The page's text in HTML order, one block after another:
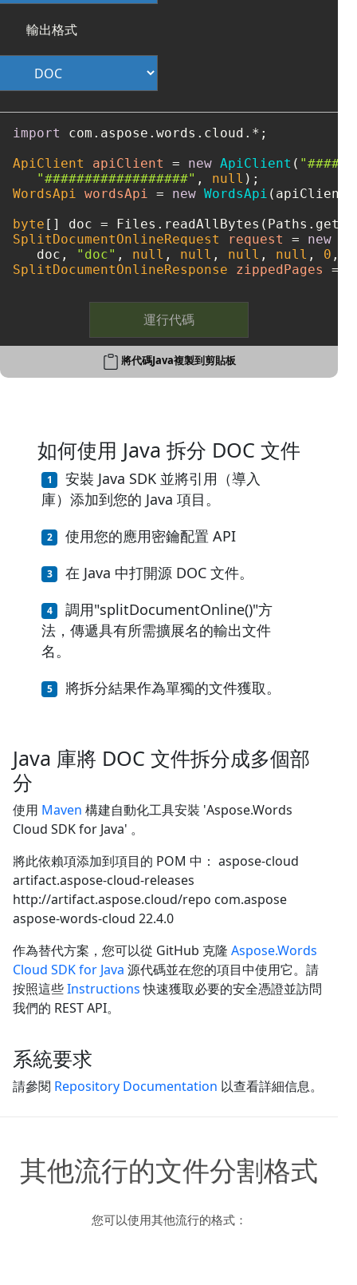
輸出格式
import
com.aspose.words.cloud.*;
ApiClient
apiClient = new ApiClient ( "####-
"##################" , null
WordsApi wordsApi = new WordsApi
byte [] doc = Files.readAllBytes(Paths.get(
SplitDocumentOnlineRequest
request = new
   doc,
"doc" , null , null , null , null , 0 ,
SplitDocumentOnlineResponse
zippedPages =
運行代碼
將代碼Java複製到剪貼板
如何使用 Java 拆分 DOC 文件
安裝 Java SDK 並將引用（導入
庫）添加到您的 Java 項目。
使用您的應用密鑰配置 API
在 Java 中打開源 DOC 文件。
調用"splitDocumentOnline()"方
法，傳遞具有所需擴展名的輸出文件
名。
將拆分結果作為單獨的文件獲取。
Java 庫將 DOC 文件拆分成多個部
分
使用 Maven 構建自動化工具安裝 'Aspose.Words
Cloud SDK for Java' 。
將此依賴項添加到項目的 POM 中： aspose-cloud
artifact.aspose-cloud-releases
http://artifact.aspose.cloud/repo com.aspose
aspose-words-cloud 22.4.0
作為替代方案，您可以從 GitHub 克隆 Aspose.Words
Cloud SDK for Java 源代碼並在您的項目中使用它。請
按照這些Instructions快速獲取必要的安全憑證並訪問
我們的 REST API。
系統要求
請參閱 Repository Documentation 以查看詳細信息。
其他流行的文件分割格式
您可以使用其他流行的格式：